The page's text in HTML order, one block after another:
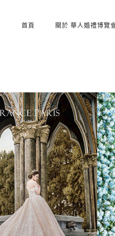
首頁 關於 華人婚禮博覽